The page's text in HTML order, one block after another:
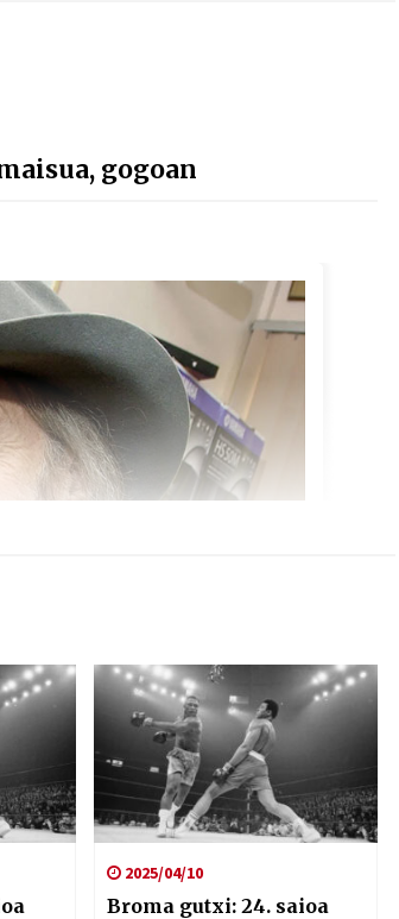
gogoan
2025/04/10
Broma gutxi: 24. saioa